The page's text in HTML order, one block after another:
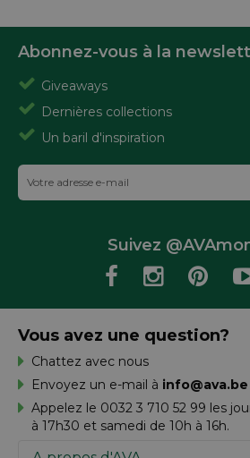
Abonnez-vous à la
Giveaways
Dernières collections
Un baril d'inspiration
Suivez
Vous avez une question?
Chattez avec nous
Envoyez un e-mail à info@ava.be
Appelez le 0032 3 710 52 99 les
à 17h30 et samedi de 10h à 16h.